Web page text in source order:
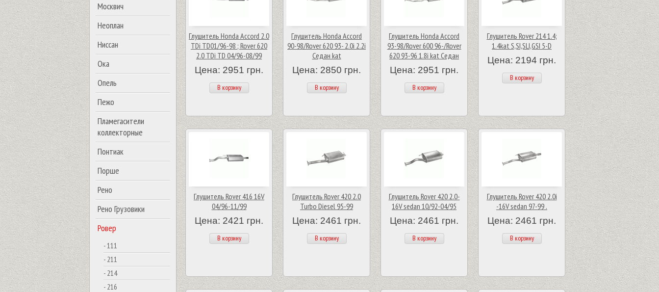
Москвич
Неоплан
Ниссан
Ока
Опель
Пежо
Пламегасители
коллекторные
Понтиак
Порше
Рено
Рено Грузовики
Ровер
- 111
- 211
- 214
- 216
Глушитель Honda Accord 2.0
TDi TD01/96-98 ; Rover 620
2.0 TDi TD 04/96-08/99
Цена: 2951 грн.
В корзину
Глушитель Honda Accord
90-98/Rover 620 93- 2.0i 2.2i
Седан kat
Цена: 2850 грн.
В корзину
Глушитель Honda Accord
93-98/Rover 600 96-/Rover
620 93-96 1.8i kat Седан
Цена: 2951 грн.
В корзину
Глушитель Rover 214 1.4;
1.4kat S,SI,SLI,GSI 5-D
Цена: 2194 грн.
В корзину
Глушитель Rover 416 16V
04/96-11/99
Цена: 2421 грн.
В корзину
Глушитель Rover 420 2.0
Turbo Diesel 95-99
Цена: 2461 грн.
В корзину
Глушитель Rover 420 2.0-
16V sedan 10/92-04/95
Цена: 2461 грн.
В корзину
Глушитель Rover 420 2.0i
-16V sedan 97-99 .
Цена: 2461 грн.
В корзину